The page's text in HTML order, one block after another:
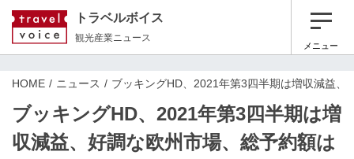
トラベルボイス
観光産業ニュース
メニュー
HOME ニュース ブッキングHD、2021年第3四半期は増収減益
ブッキングHD、2021年第3四半期は増
収減益、好調な欧州市場、総予約額は